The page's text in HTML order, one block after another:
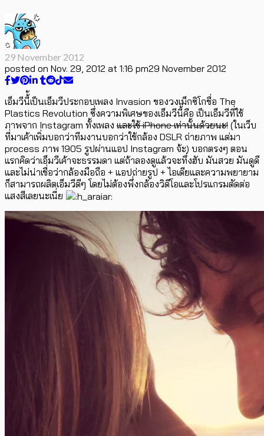
29 November 2012
posted on Nov. 29, 2012 at 1:16 pm29 November 2012
เอ็มวีนี้้เป็นเอ็มวีประกอบเพลง Invasion ของวงเม็กซิโกชื่อ The
Plastics Revolution ซึ่งความพิเศษของเอ็มวีนี้คือ เป็นเอ็มวีที่ใช้
ภาพจาก Instagram ทั้งเพลง และใช้ iPhone เท่านั้นด้วยนะ! (ในเว็บ
ที่มาเค้าเพิ่มบอกว่าทีมงานบอกว่าใช้กล้อง DSLR ถ่ายภาพ แต่มา
process ภาพ 1905 รูปผ่านแอป Instagram จ้ะ) บอกตรงๆ ตอน
แรกคิดว่าเอ็มวีเค้าจะธรรมดา แต่ถ้าลองดูแล้วจะทึ่งฮับ มันสวย มันดูดี
และไม่น่าเชื่อว่ากล้องมือถือ + แอปถ่ายรูป + ไอเดียและความพยายาม
ก็สามารถผลิตเอ็มวีดีๆ โดยไม่ต้องพึ่งกล้องวิดีโอและโปรแกรมตัดต่อ
แสงสีเลยนะเนี่ย